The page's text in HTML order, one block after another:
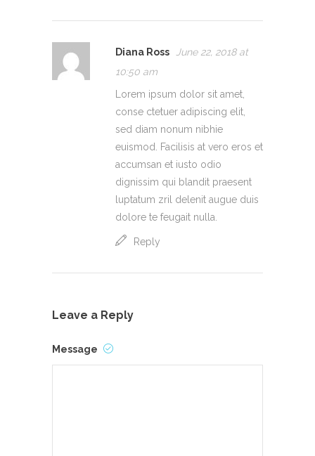
Diana Ross
June 22, 2018 at
10:50 am
Lorem ipsum dolor sit amet,
conse ctetuer adipiscing elit,
sed diam nonum nibhie
euismod. Facilisis at vero eros et
accumsan et iusto odio
dignissim qui blandit praesent
luptatum zril delenit augue duis
dolore te feugait nulla.
Reply
Leave a Reply
Message